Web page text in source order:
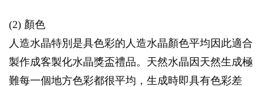
(2) 顏色
人造水晶特別是具色彩的人造水晶顏色平均因此適合
製作成客製化水晶獎盃禮品。天然水晶因天然生成極
難每一個地方色彩都很平均，生成時即具有色彩差